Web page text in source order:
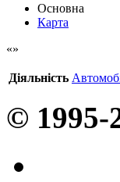
Основна
Карта
Діяльність
© 1995-